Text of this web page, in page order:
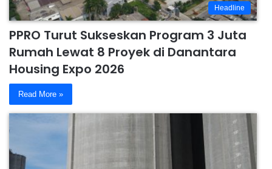
Headline
PPRO Turut Sukseskan Program 3 Juta
Rumah Lewat 8 Proyek di Danantara
Housing Expo 2026
Read More »